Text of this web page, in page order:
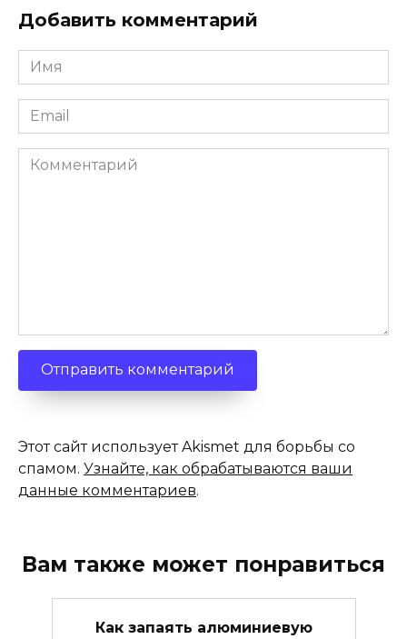
Добавить комментарий
Имя
*
Email
*
Комментарий
Этот сайт использует Akismet для борьбы со
спамом. Узнайте, как обрабатываются ваши
данные комментариев.
Вам также может понравиться
Как запаять алюминиевую